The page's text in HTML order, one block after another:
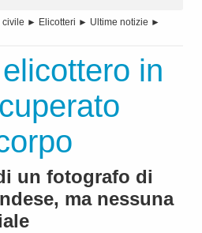
civile ► Elicotteri ► Ultime notizie ►
in
un fotografo di
ma nessuna